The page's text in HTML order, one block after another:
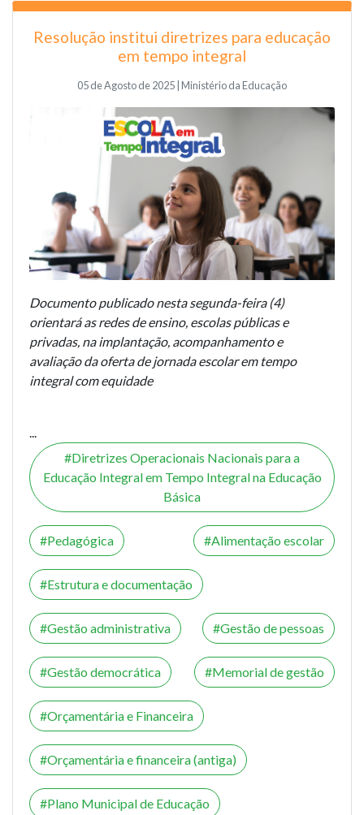
Resolução institui diretrizes para educação
em tempo integral
05 de Agosto de 2025 | Ministério da Educação
Documento publicado nesta segunda-feira (4)
orientará as redes de ensino, escolas públicas e
privadas, na implantação, acompanhamento e
avaliação da oferta de jornada escolar em tempo
integral com equidade
Diretrizes Operacionais Nacionais para a
Educação Integral em Tempo Integral na Educação
Básica
Pedagógica Alimentação escolar
Estrutura e documentação
Gestão administrativa Gestão de pessoas
Gestão democrática Memorial de gestão
Orçamentária e Financeira
Orçamentária e financeira (antiga)
Plano Municipal de Educação